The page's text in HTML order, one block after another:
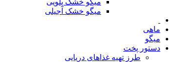
میگو خشک پلویی
میگو خشک آجیلی
ماهی
میگو
دستور پخت
طرز تهیه غذاهای دریایی